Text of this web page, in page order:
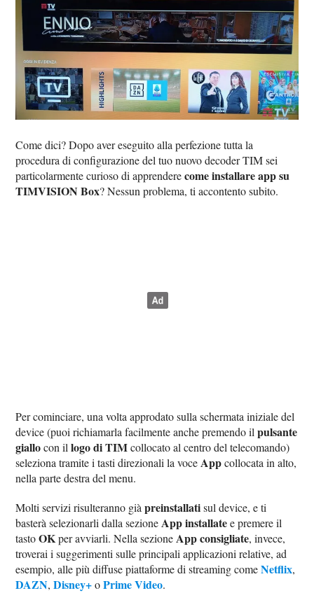
Come dici? Dopo aver eseguito alla perfezione tutta la
procedura di configurazione del tuo nuovo decoder TIM sei
particolarmente curioso di apprenderecome installare app su
TIMVISION Box? Nessun problema, ti accontento subito.
Per cominciare, una volta approdato sulla schermata iniziale del
device (puoi richiamarla facilmente anche premendo ilpulsante
giallocon illogo di TIMcollocato al centro del telecomando)
seleziona tramite i tasti direzionali la voce Appcollocata in alto,
nella parte destra del menu.
Molti servizi risulteranno giàpreinstallatisul device, e ti
basterà selezionarli dalla sezione App installatee premere il
tastoOKper avviarli. Nella sezione App consigliate, invece,
troverai i suggerimenti sulle principali applicazioni relative, ad
esempio, alle più diffuse piattaforme di streaming comeNetflix,
DAZN,Disney+oPrime Video.